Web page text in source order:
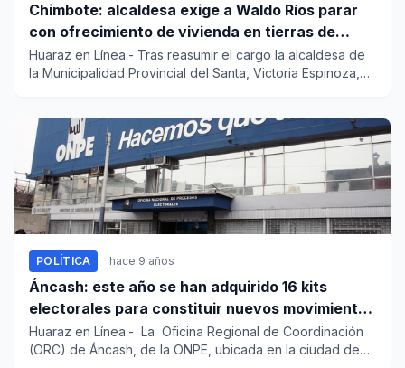
Chimbote: alcaldesa exige a Waldo Ríos parar
con ofrecimiento de vivienda en tierras de
Chinecas
Huaraz en Línea.- Tras reasumir el cargo la alcaldesa de
la Municipalidad Provincial del Santa, Victoria Espinoza,
POLÍTICA hace 9 años
Áncash: este año se han adquirido 16 kits
electorales para constituir nuevos movimientos
regionales
Huaraz en Línea.- La Oficina Regional de Coordinación
(ORC) de Áncash, de la ONPE, ubicada en la ciudad de